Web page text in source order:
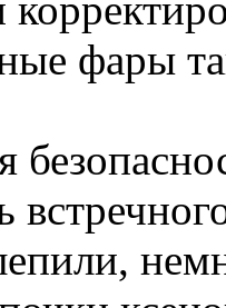
фары